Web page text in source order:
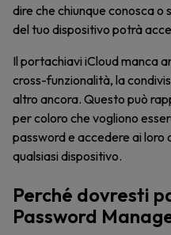
dire che chiunque conosca o
del tuo dispositivo potrà
Il portachiavi iCloud manca
cross-funzionalità, la
altro ancora. Questo può
per coloro che vogliono
password e accedere ai loro
qualsiasi dispositivo.
Perché dovresti
Password